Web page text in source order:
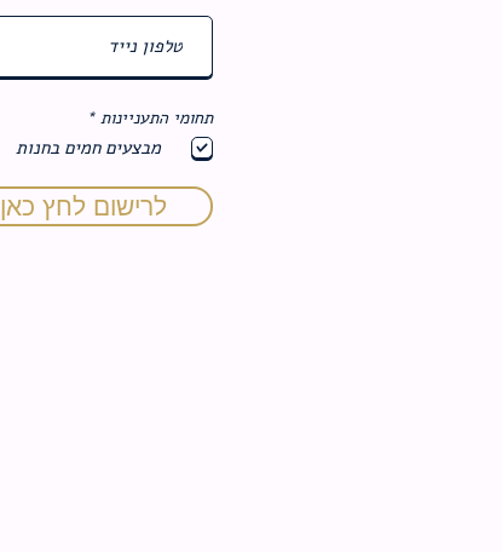
תחומי התעניינות *
ב
מבצעים חמים בחנות
לרישום לחץ כאן